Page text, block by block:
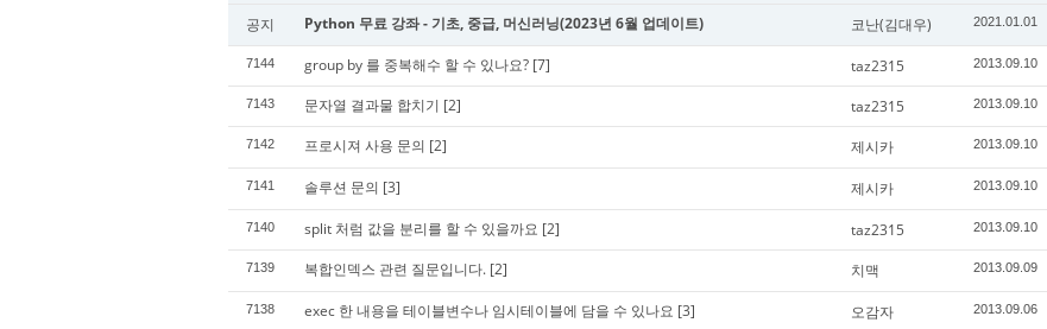
공지 Python 무료 강좌 - 기초, 중급, 머신러닝(2023년 6월 업데이트) 코난(김대우) 2021.01.01
7144 group by 를 중복해수 할 수 있나요? [7] taz2315 2013.09.10
7143 문자열 결과물 합치기 [2] taz2315 2013.09.10
7142 프로시져 사용 문의 [2] 제시카 2013.09.10
7141 솔루션 문의 [3] 제시카 2013.09.10
7140 split 처럼 값을 분리를 할 수 있을까요 [2] taz2315 2013.09.10
7139 복합인덱스 관련 질문입니다. [2] 치맥 2013.09.09
7138 exec 한 내용을 테이블변수나 임시테이블에 담을 수 있나요 [3] 오감자 2013.09.06